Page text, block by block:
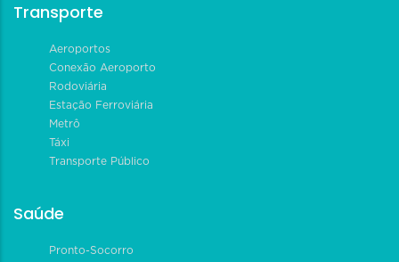
Transporte
Aeroportos
Conexão Aeroporto
Rodoviária
Estação Ferroviária
Metrô
Táxi
Transporte Público
Saúde
Pronto-Socorro